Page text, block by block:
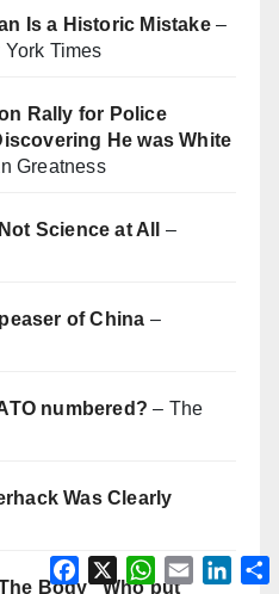
Is a Historic Mistake–
Times
Rally for Police
He was White
Greatness
Science at All
–
of China –
numbered? – The
Was Clearly
Body” Who put
F
a
X
W
h
E
m
L